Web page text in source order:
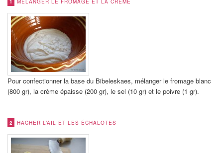
Pour confectionner la base du Bibeleskaes, mélanger le fromage blanc
(800 gr), la crème épaisse (200 gr), le sel (10 gr) et le poivre (1 gr).
2 HACHER L’AIL ET LES ÉCHALOTES